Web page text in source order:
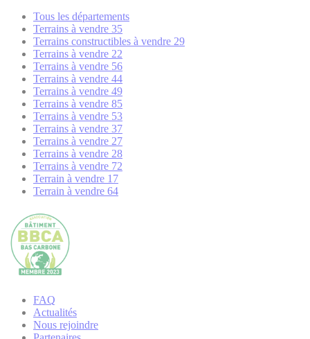
Tous les départements
Terrains à vendre 35
Terrains constructibles à vendre 29
Terrains à vendre 22
Terrains à vendre 56
Terrains à vendre 44
Terrains à vendre 49
Terrains à vendre 85
Terrains à vendre 53
Terrains à vendre 37
Terrains à vendre 27
Terrains à vendre 28
Terrains à vendre 72
Terrain à vendre 17
Terrain à vendre 64
FAQ
Actualités
Nous rejoindre